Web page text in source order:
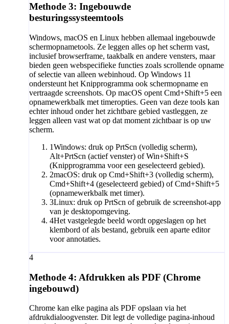
Methode 3: Ingebouwde
besturingssysteemtools
Windows, macOS en Linux hebben allemaal ingebouwde
schermopnametools. Ze leggen alles op het scherm vast,
inclusief browserframe, taakbalk en andere vensters, maar
bieden geen webspecifieke functies zoals scrollende opname
of selectie van alleen webinhoud. Op Windows 11
ondersteunt het Knipprogramma ook schermopname en
vertraagde screenshots. Op macOS opent Cmd+Shift+5 een
opnamewerkbalk met timeropties. Geen van deze tools kan
echter inhoud onder het zichtbare gebied vastleggen, ze
leggen alleen vast wat op dat moment zichtbaar is op uw
scherm.
1Windows: druk op PrtScn (volledig scherm),
Alt+PrtScn (actief venster) of Win+Shift+S
(Knipprogramma voor een geselecteerd gebied).
2macOS: druk op Cmd+Shift+3 (volledig scherm),
Cmd+Shift+4 (geselecteerd gebied) of Cmd+Shift+5
(opnamewerkbalk met timer).
3Linux: druk op PrtScn of gebruik de screenshot-app
van je desktopomgeving.
4Het vastgelegde beeld wordt opgeslagen op het
klembord of als bestand, gebruik een aparte editor
voor annotaties.
4
Methode 4: Afdrukken als PDF (Chrome
ingebouwd)
Chrome kan elke pagina als PDF opslaan via het
afdrukdialoogvenster. Dit legt de volledige pagina-inhoud